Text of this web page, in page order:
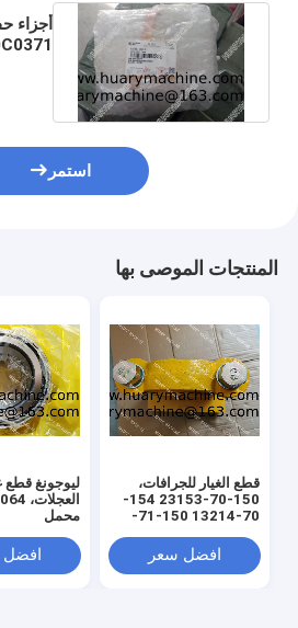
استمر
المنتجات الموصى بها
قطع الغيار للجرافات،
150-70-23153 154-
70-13214 150-71-
افضل سعر
ليوجونغ قطع
محمل